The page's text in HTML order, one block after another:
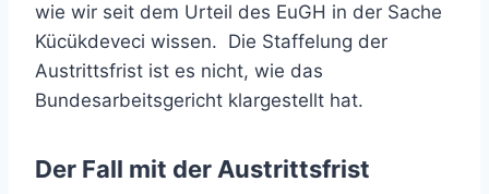
wie wir seit dem Urteil des EuGH in der Sache
Kücükdeveci wissen. Die Staffelung der
Austrittsfrist ist es nicht, wie das
Bundesarbeitsgericht klargestellt hat.
Der Fall mit der Austrittsfrist